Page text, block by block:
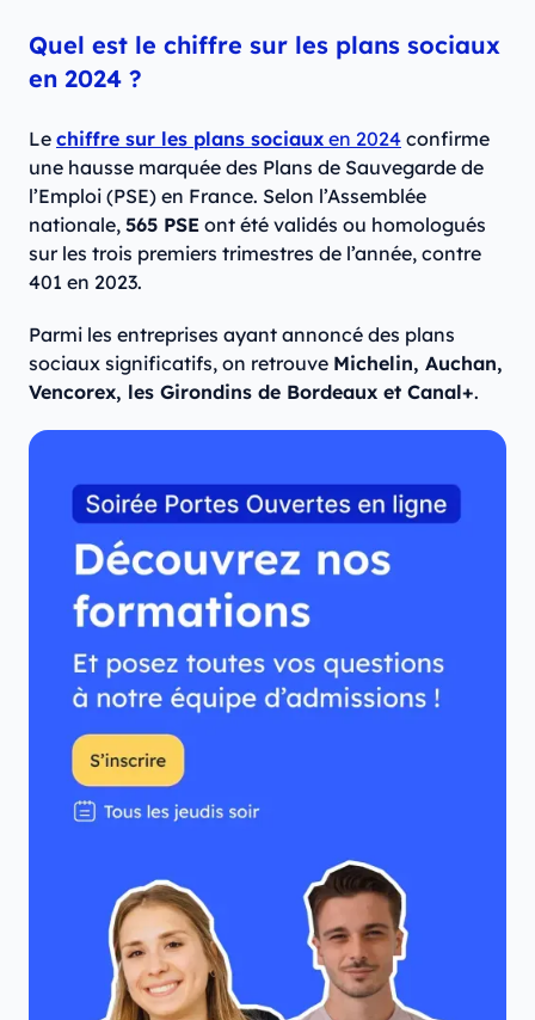
Quel est le chiffre sur les plans sociaux
en 2024 ?
Le chiffre sur les plans sociaux en 2024 confirme
une hausse marquée des Plans de Sauvegarde de
l’Emploi (PSE) en France. Selon l’Assemblée
nationale, 565 PSE ont été validés ou homologués
sur les trois premiers trimestres de l’année, contre
401 en 2023.
Parmi les entreprises ayant annoncé des plans
sociaux significatifs, on retrouve Michelin, Auchan,
Vencorex, les Girondins de Bordeaux et Canal+.